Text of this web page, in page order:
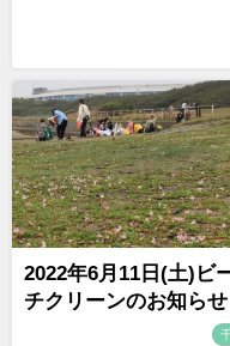
2022年6月11日(土)ビ
チクリーンのお知らせ